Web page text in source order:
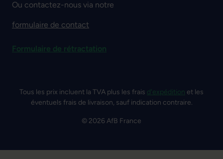
Ou contactez-nous via notre
formulaire de contact
Formulaire de rétractation
Tous les prix incluent la TVA plus les frais d'expédition et les
éventuels frais de livraison, sauf indication contraire.
© 2026 AfB France